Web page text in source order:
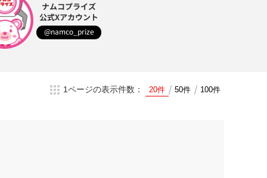
ナムコプライズ
公式Xアカウント
@namco_prize
1ページの表示件数： 20件 50件 100件